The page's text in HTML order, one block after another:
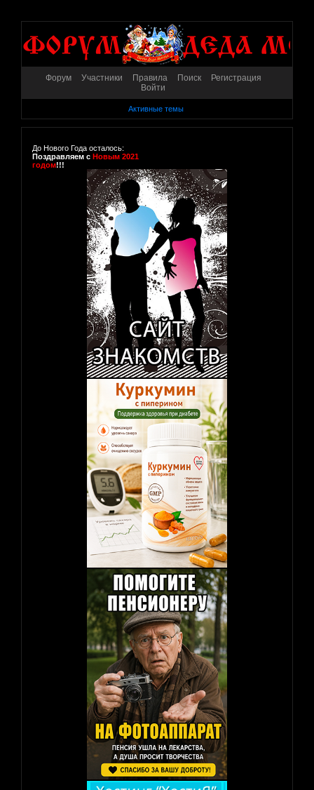
Форум Участники Правила Поиск
Регистрация
Войти
Активные темы
До Нового Года осталось:
Поздравляем с Новым 2021
годом!!!